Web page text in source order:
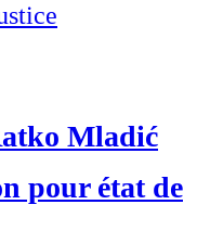
Mladić
pour état de